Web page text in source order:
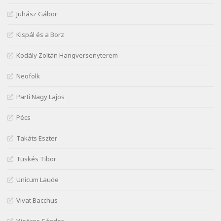
Szélkiáltó
Szélkiáltó
József Attila: Mióta elmentél
József Attila: Ne bántsda gyönge nőt
Szélkiáltó
Szélkiáltó
József Attila: Szerelmesvers
József Attila: Tószunnyadó
Juhász Gábor
Kispál és a Borz
Kodály Zoltán Hangversenyterem
Neofolk
Parti Nagy Lajos
Pécs
Takáts Eszter
Tüskés Tibor
Unicum Laude
Vivat Bacchus